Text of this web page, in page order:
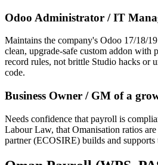
Odoo Administrator / IT
Maintains the company's Odoo 17/18/
clean, upgrade-safe custom addon with
record rules, not brittle Studio hacks or
code.
Business Owner / GM of a
Needs confidence that payroll is
Labour Law, that Omanisation ratios
partner (ECOSIRE) builds and supports